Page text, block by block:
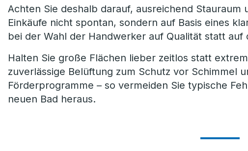
Achten Sie deshalb darauf, ausreichend
Einkäufe nicht spontan, sondern auf Basis eines
bei der Wahl der Handwerker auf Qualität statt auf
Halten Sie große Flächen lieber zeitlos statt
zuverlässige Belüftung zum Schutz vor Schimmel
Förderprogramme – so vermeiden Sie typische
neuen Bad heraus.